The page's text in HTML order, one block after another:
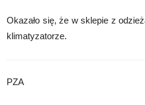
Okazało się, że w sklepie z
klimatyzatorze.
PZA